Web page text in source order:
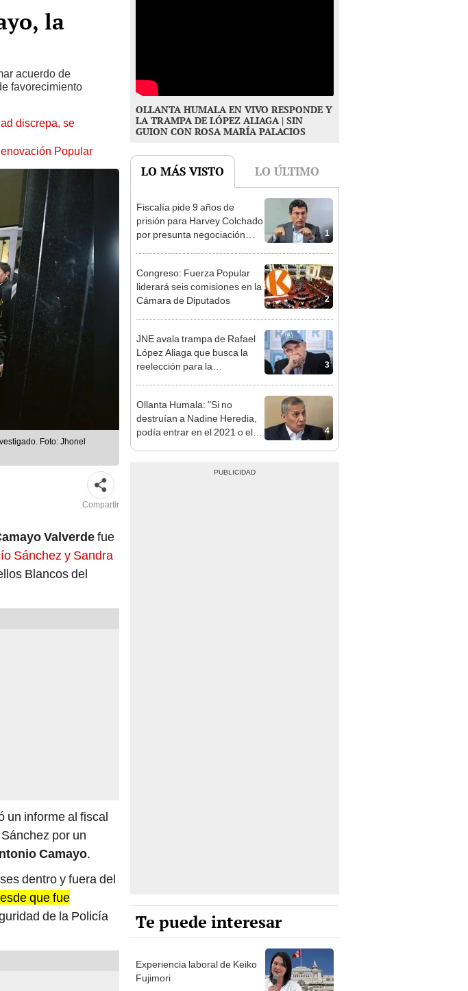
la
acuerdo de
favorecimiento
discrepa, se
Popular
Foto: Jhonel
Compartir
Valverdefue
Sánchez y Sandra
Blancos del
un informe al fiscal
por un
Camayo.
dentro y fuera del
que fue
de la Policía
OLLANTA HUMALA EN VIVO RESPONDE Y
LA TRAMPA DE LÓPEZ ALIAGA | SIN
GUION CON ROSA MARÍA PALACIOS
LO MÁS VISTO LO ÚLTIMO
1
Fiscalía pide 9 años de
prisión para Harvey Colchado
por presunta negociación
2
Congreso: Fuerza Popular
liderará seis comisiones en la
Cámara de Diputados
3
JNE avala trampa de Rafael
López Aliaga que busca la
reelección para la
4
Ollanta Humala: "Si no
destruían a Nadine Heredia,
podía entrar en el 2021 o el
Te puede interesar
Experiencia laboral de Keiko
Fujimori